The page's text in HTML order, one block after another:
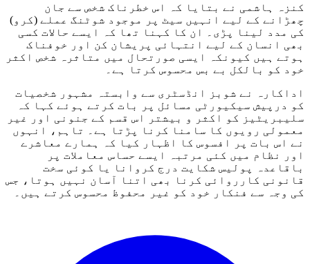
کنزہ ہاشمی نے بتایا کہ اس خطرناک شخص سے جان
چھڑانے کے لیے انہیں سیٹ پر موجود شوٹنگ عملے (کرو)
کی مدد لینا پڑی۔ ان کا کہنا تھا کہ ایسے حالات کسی
بھی انسان کے لیے انتہائی پریشان کن اور خوفناک
ہوتے ہیں کیونکہ ایسی صورتحال میں متاثرہ شخص اکثر
خود کو بالکل بے بس محسوس کرتا ہے۔
اداکارہ نے شوبز انڈسٹری سے وابستہ مشہور شخصیات
کو درپیش سیکیورٹی مسائل پر بات کرتے ہوئے کہا کہ
سلیبریٹیز کو اکثر و بیشتر اس قسم کے جنونی اور غیر
معمولی رویوں کا سامنا کرنا پڑتا ہے۔ تاہم، انہوں
نے اس بات پر افسوس کا اظہار کیا کہ ہمارے معاشرے
اور نظام میں کئی مرتبہ ایسے حساس معاملات پر
باقاعدہ پولیس شکایت درج کروانا یا کوئی سخت
قانونی کارروائی کرنا بھی اتنا آسان نہیں ہوتا، جس
کی وجہ سے فنکار خود کو غیر محفوظ محسوس کرتے ہیں۔